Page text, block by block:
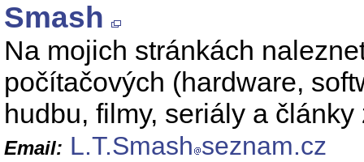
Smash
Na mojich stránkách
počítačových (hardware,
hudbu, filmy, seriály a články
Email: L.T.Smash seznam.cz